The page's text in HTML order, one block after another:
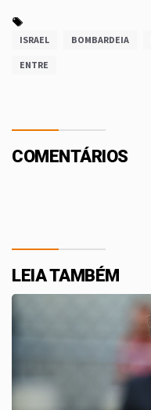
ISRAEL BOMBARDEIA
ENTRE
COMENTÁRIOS
LEIA TAMBÉM